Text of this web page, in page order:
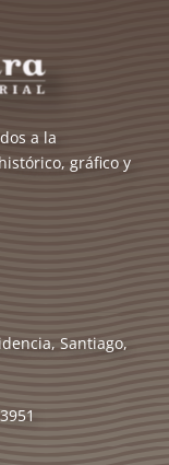
a la
gráfico y
Santiago,